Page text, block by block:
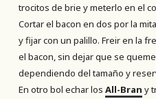
trocitos de brie y meterlo en el
Cortar el bacon en dos por la
y fijar con un palillo. Freir en la
el bacon, sin dejar que se
dependiendo del tamaño y
En otro bol echar los All-Bran y